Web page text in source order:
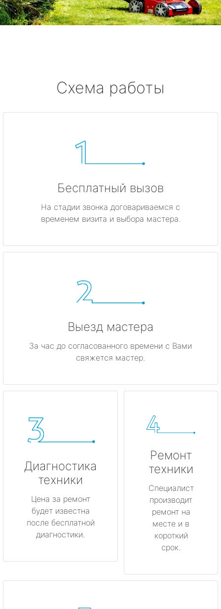
Схема работы
Бесплатный вызов
На стадии звонка договариваемся с
временем визита и выбора мастера.
Выезд мастера
За час до согласованного времени с Вами
свяжется мастер.
Диагностика
техники
Цена за ремонт
будет известна
после бесплатной
диагностики.
Ремонт
техники
Специалист
производит
ремонт на
месте и в
короткий
срок.